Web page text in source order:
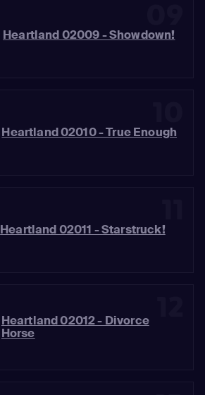
Heartland 02009 - Showdown!
Heartland 02010 - True Enough
Heartland 02011 - Starstruck!
Heartland 02012 - Divorce
Horse